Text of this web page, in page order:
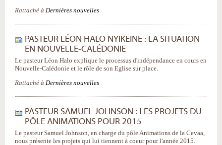
Rattaché à Dernières nouvelles
PASTEUR LÉON HALO NYIKEINE : LA SITUATION
EN NOUVELLE-CALÉDONIE
Le pasteur Léon Halo explique le processus d'indépendance en cours en
Nouvelle-Calédonie et le rôle de son Eglise sur place.
Rattaché à Dernières nouvelles
PASTEUR SAMUEL JOHNSON : LES PROJETS DU
PÔLE ANIMATIONS POUR 2015
Le pasteur Samuel Johnson, en charge du pôle Animations de la Cevaa,
nous présente les projets qui lui tiennent à coeur pour l'année 2015.